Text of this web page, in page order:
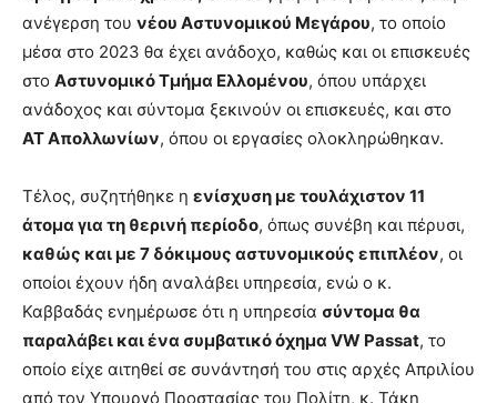
ανέγερση του νέου Αστυνομικού Μεγάρου, το οποίο
μέσα στο 2023 θα έχει ανάδοχο, καθώς και οι επισκευές
στο Αστυνομικό Τμήμα Ελλομένου, όπου υπάρχει
ανάδοχος και σύντομα ξεκινούν οι επισκευές, και στο
ΑΤ Απολλωνίων, όπου οι εργασίες ολοκληρώθηκαν.
Τέλος, συζητήθηκε η ενίσχυση με τουλάχιστον 11
άτομα για τη θερινή περίοδο, όπως συνέβη και πέρυσι,
καθώς και με 7 δόκιμους αστυνομικούς επιπλέον, οι
οποίοι έχουν ήδη αναλάβει υπηρεσία, ενώ ο κ.
Καββαδάς ενημέρωσε ότι η υπηρεσία σύντομα θα
παραλάβει και ένα συμβατικό όχημα VW Passat, το
οποίο είχε αιτηθεί σε συνάντησή του στις αρχές Απριλίου
από τον Υπουργό Προστασίας του Πολίτη, κ. Τάκη